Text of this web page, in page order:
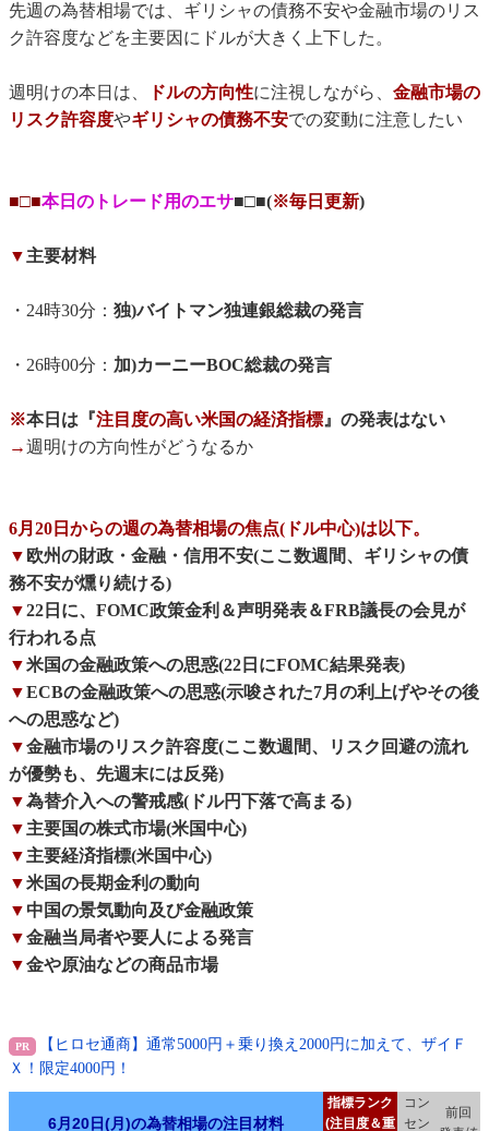
先週の為替相場では、ギリシャの債務不安や金融市場のリス
ク許容度などを主要因にドルが大きく上下した。
週明けの本日は、 ドルの方向性に注視しながら、 金融市場の
リスク許容度やギリシャの債務不安での変動に注意したい
■□■本日のトレード用のエサ■□■(※毎日更新)
▼主要材料
・24時30分： 独)バイトマン独連銀総裁の発言
・26時00分： 加)カーニーBOC総裁の発言
※本日は『注目度の高い米国の経済指標』の発表はない
→週明けの方向性がどうなるか
6月20日からの週の為替相場の焦点(ドル中心)は以下。
▼ 欧州の財政・金融・信用不安(ここ数週間、ギリシャの債
務不安が燻り続ける)
▼22日に、FOMC政策金利＆声明発表＆FRB議長の会見が
行われる点
▼米国の金融政策への思惑(22日にFOMC結果発表)
▼ECBの金融政策への思惑(示唆された7月の利上げやその後
への思惑など)
▼金融市場のリスク許容度(ここ数週間、リスク回避の流れ
が優勢も、先週末には反発)
▼為替介入への警戒感(ドル円下落で高まる)
▼主要国の株式市場(米国中心)
▼主要経済指標(米国中心)
▼米国の長期金利の動向
▼ 中国の景気動向及び金融政策
▼金融当局者や要人による発言
▼金や原油などの商品市場
【ヒロセ通商】通常5000円＋乗り換え2000円に加えて、ザイＦ
Ｘ！限定4000円！
6月20日(月)の為替相場の注目材料
指標ランク
(注目度＆重
コン
セン
前回